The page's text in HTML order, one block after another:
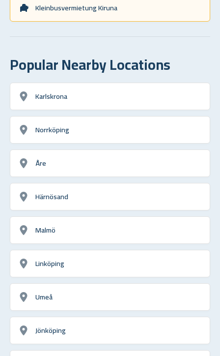
Kleinbusvermietung Kiruna
Popular Nearby Locations
Karlskrona
Norrköping
Åre
Härnösand
Malmö
Linköping
Umeå
Jönköping